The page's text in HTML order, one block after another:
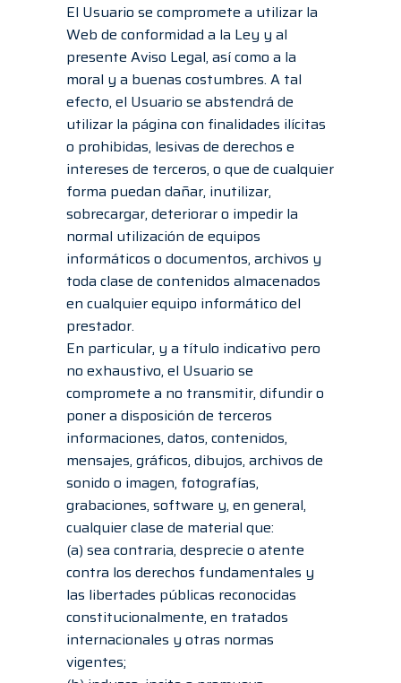
El Usuario se compromete a utilizar la
Web de conformidad a la Ley y al
presente Aviso Legal, así como a la
moral y a buenas costumbres. A tal
efecto, el Usuario se abstendrá de
utilizar la página con finalidades ilícitas
o prohibidas, lesivas de derechos e
intereses de terceros, o que de cualquier
forma puedan dañar, inutilizar,
sobrecargar, deteriorar o impedir la
normal utilización de equipos
informáticos o documentos, archivos y
toda clase de contenidos almacenados
en cualquier equipo informático del
prestador.
En particular, y a título indicativo pero
no exhaustivo, el Usuario se
compromete a no transmitir, difundir o
poner a disposición de terceros
informaciones, datos, contenidos,
mensajes, gráficos, dibujos, archivos de
sonido o imagen, fotografías,
grabaciones, software y, en general,
cualquier clase de material que:
(a) sea contraria, desprecie o atente
contra los derechos fundamentales y
las libertades públicas reconocidas
constitucionalmente, en tratados
internacionales y otras normas
vigentes;